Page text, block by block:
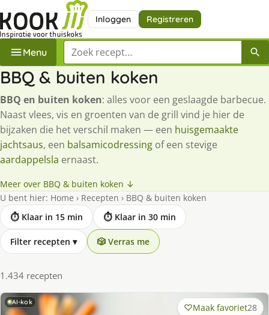
Inloggen Registreren
Menu Zoek een recept
BBQ & buiten koken
BBQ en buiten koken: alles voor een geslaagde barbecue.
Naast vlees, vis en groenten van de grill vind je hier de
bijzaken die het verschil maken — een huisgemaakte
jachtsaus, een balsamicodressing of een stevige
aardappelsla ernaast.
Meer over BBQ & buiten koken ↓
U bent hier: Home › Recepten › BBQ & buiten koken
⏱ Klaar in 15 min
⏱ Klaar in 30 min
Filter recepten ▾ 🎲 Verras me
1.434 recepten
AI-kok Maak favoriet28